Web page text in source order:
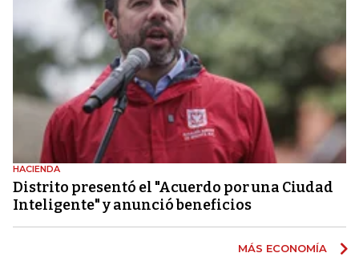
HACIENDA
Distrito presentó el "Acuerdo por una Ciudad
Inteligente" y anunció beneficios
MÁS ECONOMÍA